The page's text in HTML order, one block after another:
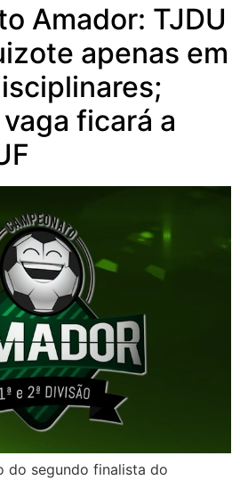
Amador: TJDU
apenas em
ficará a
do segundo finalista do